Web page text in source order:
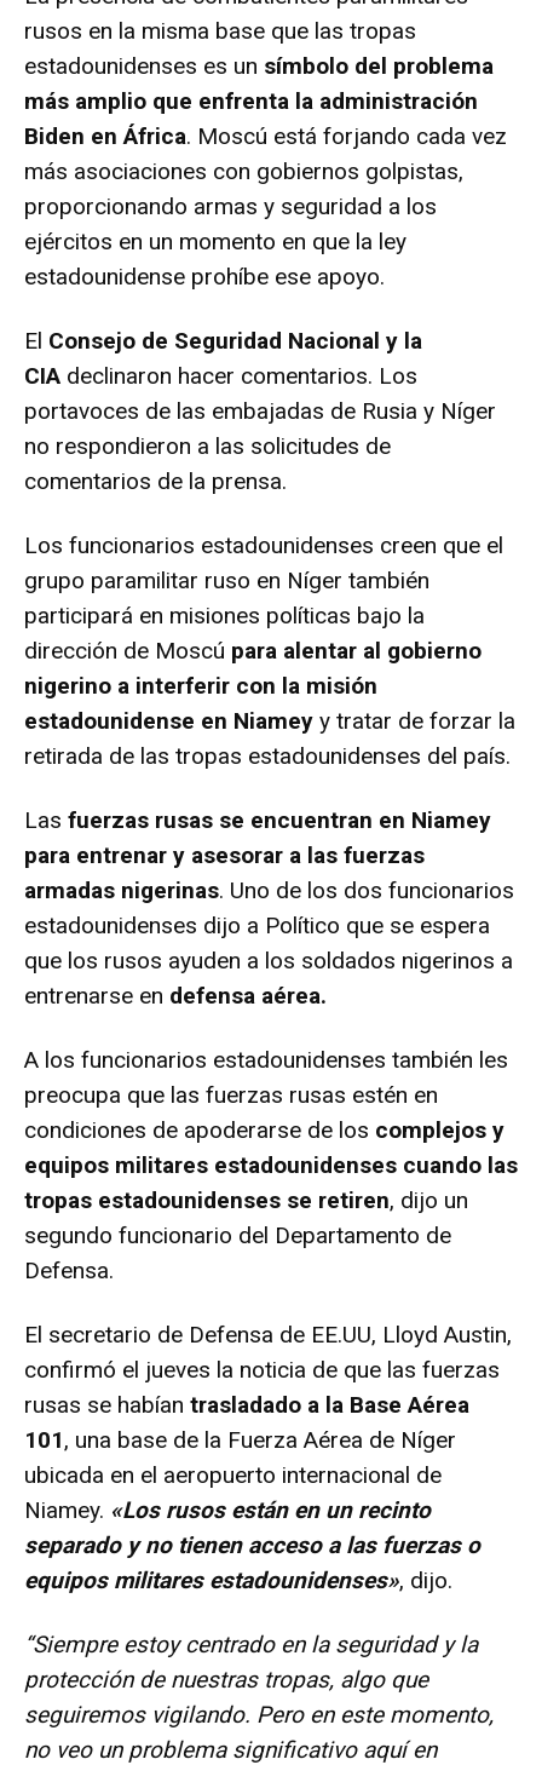
rusos en la misma base que las tropas
estadounidenses es un símbolo del problema
más amplio que enfrenta la administración
Biden en África. Moscú está forjando cada vez
más asociaciones con gobiernos golpistas,
proporcionando armas y seguridad a los
ejércitos en un momento en que la ley
estadounidense prohíbe ese apoyo.
El Consejo de Seguridad Nacional y la
CIA declinaron hacer comentarios. Los
portavoces de las embajadas de Rusia y Níger
no respondieron a las solicitudes de
comentarios de la prensa.
Los funcionarios estadounidenses creen que el
grupo paramilitar ruso en Níger también
participará en misiones políticas bajo la
dirección de Moscú para alentar al gobierno
nigerino a interferir con la misión
estadounidense en Niamey y tratar de forzar la
retirada de las tropas estadounidenses del país.
Las fuerzas rusas se encuentran en Niamey
para entrenar y asesorar a las fuerzas
armadas nigerinas. Uno de los dos funcionarios
estadounidenses dijo a Político que se espera
que los rusos ayuden a los soldados nigerinos a
entrenarse en defensa aérea.
A los funcionarios estadounidenses también les
preocupa que las fuerzas rusas estén en
condiciones de apoderarse de los complejos y
equipos militares estadounidenses cuando las
tropas estadounidenses se retiren, dijo un
segundo funcionario del Departamento de
Defensa.
El secretario de Defensa de EE.UU, Lloyd Austin,
confirmó el jueves la noticia de que las fuerzas
rusas se habían trasladado a la Base Aérea
101, una base de la Fuerza Aérea de Níger
ubicada en el aeropuerto internacional de
Niamey. «Los rusos están en un recinto
separado y no tienen acceso a las fuerzas o
equipos militares estadounidenses», dijo.
“Siempre estoy centrado en la seguridad y la
protección de nuestras tropas, algo que
seguiremos vigilando. Pero en este momento,
no veo un problema significativo aquí en